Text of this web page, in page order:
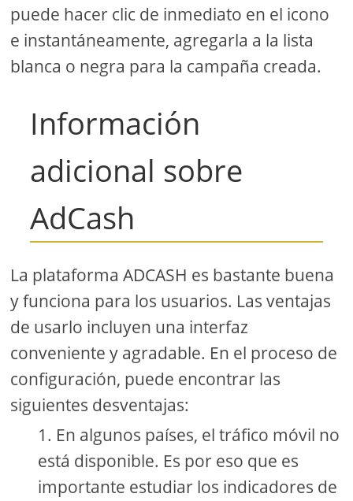
puede hacer clic de inmediato en el icono
e instantáneamente, agregarla a la lista
blanca o negra para la campaña creada.
Información
adicional sobre
AdCash
La plataforma ADCASH es bastante buena
y funciona para los usuarios. Las ventajas
de usarlo incluyen una interfaz
conveniente y agradable. En el proceso de
configuración, puede encontrar las
siguientes desventajas:
En algunos países, el tráfico móvil no
está disponible. Es por eso que es
importante estudiar los indicadores de